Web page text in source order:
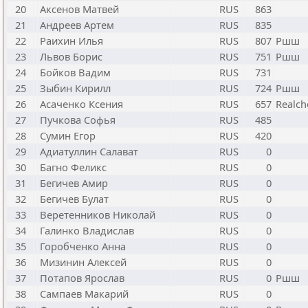
20 Аксенов Матвей RUS
863
21
Андреев Артем RUS
835
22
Раихин Илья RUS 807 Ршш
23
Львов Борис RUS 751 Ршш
24
Бойков Вадим RUS
731
25
Зыбин Кирилл RUS 724 Ршш
26
Асаченко Ксения RUS 657
27
Пучкова Софья RUS
485
28
Сумин Егор RUS
420
29
Адиатуллин Салават RUS
0
30
Багно Феликс RUS
0
31
Бегичев Амир RUS
0
32
Бегичев Булат RUS
0
33
Веретенников Николай RUS
0
34
Галинко Владислав RUS
0
35
Горобченко Анна RUS
0
36
Мизинин Алексей RUS
0
37
Потапов Ярослав RUS 0 Ршш
38
Сампаев Макарий RUS
0